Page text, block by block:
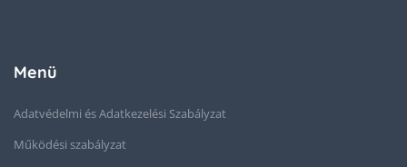
Menü
Adatvédelmi és Adatkezelési Szabályzat
Működési szabályzat